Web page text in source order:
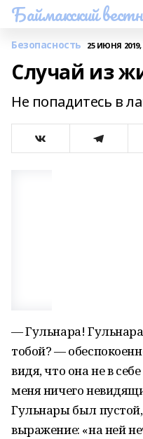
Баймакский
Безопасность 25 ИЮНЯ 2019,
Случай из
Не попадитесь в
— Гульнара!
тобой? —
видя, что она не в
меня ничего
Гульнары был
выражение: «на ней